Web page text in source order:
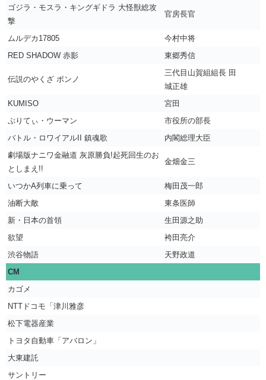
ゴジラ・モスラ・キングギドラ 大怪獣総攻
撃
官房長官
ムルデカ17805
今村中将
RED SHADOW 赤影
東郷秀信
伝説のやくざ ボンノ
三代目山賀組組長 田
城正雄
KUMISO
宮田
ぷりてぃ・ウーマン
市役所の部長
バトル・ロワイアルII 鎮魂歌
内閣総理大臣
劇場版ナニワ金融道 灰原勝負!起死回生のお
としまえ!!
金畑金三
いつかA列車に乗って
梅田茂一郎
油断大敵
東条医師
新・日本の首領
生田源之助
欲望
袴田亮介
渋谷物語
天野政道
CM
カゴメ
NTTドコモ「津川雅彦
松下電器産業
トヨタ自動車「アバロン」
大東建託
サントリー